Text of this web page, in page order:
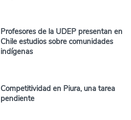
Profesores de la UDEP presentan en
Chile estudios sobre comunidades
indígenas
Competitividad en Piura, una tarea
pendiente